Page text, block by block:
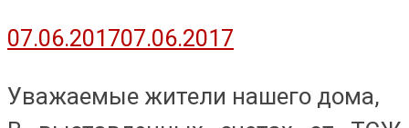
07.06.201707.06.2017
Уважаемые жители нашего дома,